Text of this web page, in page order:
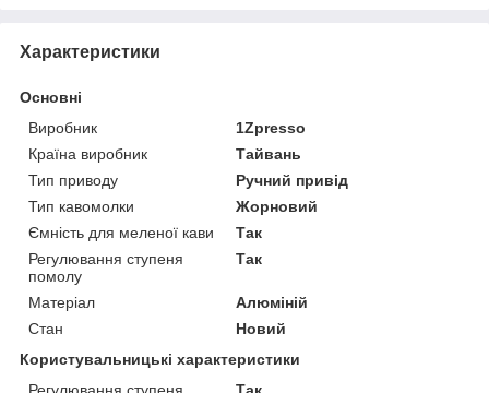
Характеристики
Основні
Виробник
1Zpresso
Країна виробник
Тайвань
Тип приводу
Ручний привід
Тип кавомолки
Жорновий
Ємність для меленої кави
Так
Регулювання ступеня
помолу
Так
Матеріал
Алюміній
Стан
Новий
Користувальницькі характеристики
Регулювання ступеня
Так